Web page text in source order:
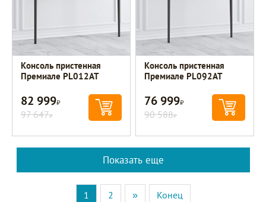
Консоль пристенная
Премиале PL012AT
82 999Р
97 647Р
Консоль пристенная
Премиале PL092AT
76 999Р
90 588Р
Показать еще
1 2 » Конец